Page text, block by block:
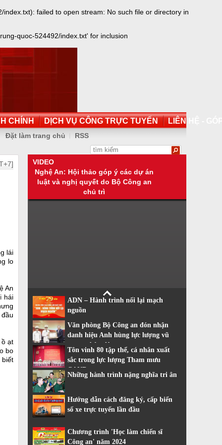
failed to open stream: No such file or directory in
quoc-524492/index.txt' for inclusion
CHÍNH DỊCH VỤ CÔNG TRỰC TUYẾN LIÊN HỆ -
Đặt làm trang chủ RSS
lái
lo
An
hái
ạt
bo
biết
VIDEO
Nghệ An: Hội thảo góp ý các dự án
luật và nghị quyết do Bộ Công an
chủ trì
ADN – Hành trình nối lại mạch
nguồn
Văn phòng Bộ Công an đón nhận
danh hiệu Anh hùng lực lượng vũ
trang nhân dân
Tôn vinh 80 tập thể, cá nhân xuất
sắc trong lực lượng Tham mưu
CAND
Những hành trình nặng nghĩa tri ân
Hướng dẫn cách đăng ký, cấp biển
số xe trực tuyến lần đầu
Chương trình 'Học làm chiến sĩ
Công an' năm 2024